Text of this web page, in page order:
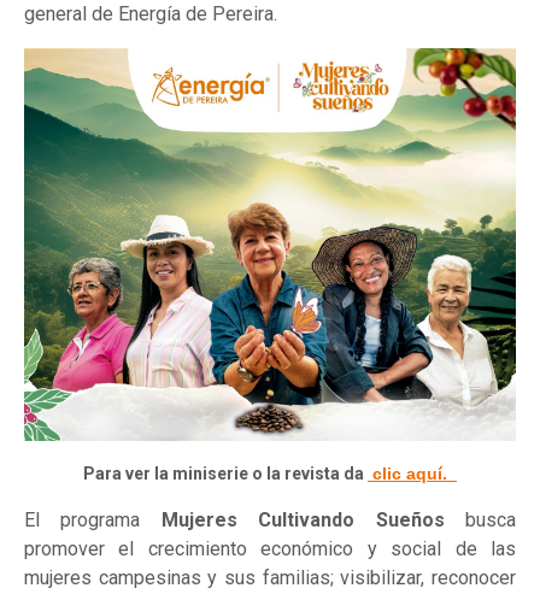
general de Energía de Pereira.
Para ver la miniserie o la revista da clic aquí.
El programa Mujeres Cultivando Sueños busca
promover el crecimiento económico y social de las
mujeres campesinas y sus familias; visibilizar, reconocer